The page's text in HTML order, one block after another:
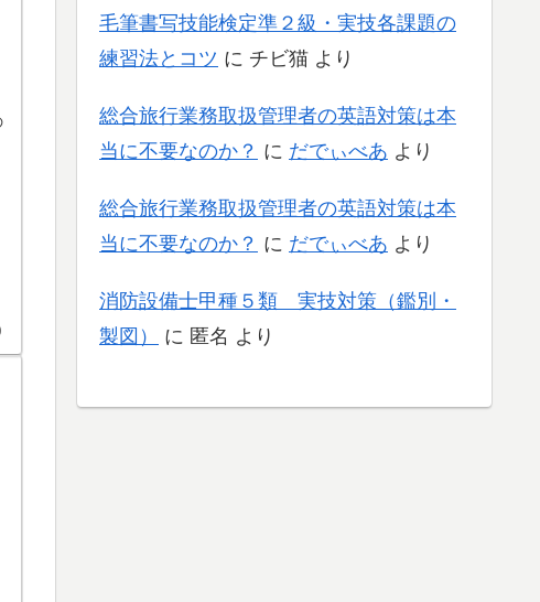
毛筆書写技能検定準２級・実技各課題の
練習法とコツ に チビ猫 より
総合旅行業務取扱管理者の英語対策は本
当に不要なのか？ に だでぃべあ より
総合旅行業務取扱管理者の英語対策は本
当に不要なのか？ に だでぃべあ より
消防設備士甲種５類 実技対策（鑑別・
製図）
に 匿名 より